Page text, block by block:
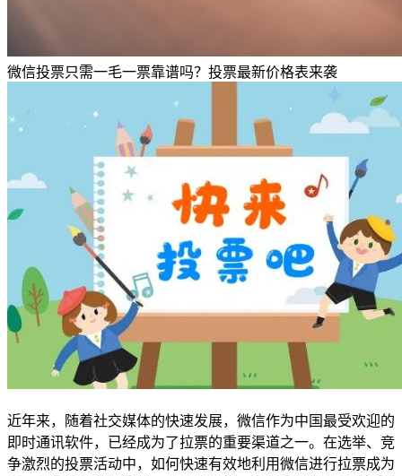
微信投票只需一毛一票靠谱吗？投票最新价格表来袭
近年来，随着社交媒体的快速发展，微信作为中国最受欢迎的
即时通讯软件，已经成为了拉票的重要渠道之一。在选举、竞
争激烈的投票活动中，如何快速有效地利用微信进行拉票成为